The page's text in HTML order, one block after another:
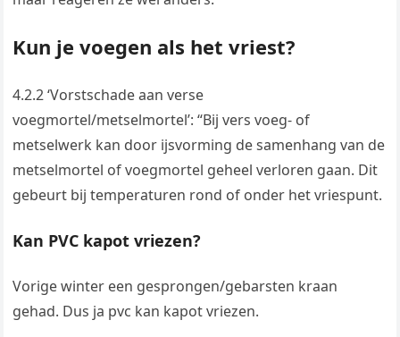
Kun je voegen als het vriest?
4.2.2 ‘Vorstschade aan verse
voegmortel/metselmortel’: “Bij vers voeg- of
metselwerk kan door ijsvorming de samenhang van de
metselmortel of voegmortel geheel verloren gaan. Dit
gebeurt bij temperaturen rond of onder het vriespunt.
Kan PVC kapot vriezen?
Vorige winter een gesprongen/gebarsten kraan
gehad. Dus ja pvc kan kapot vriezen.